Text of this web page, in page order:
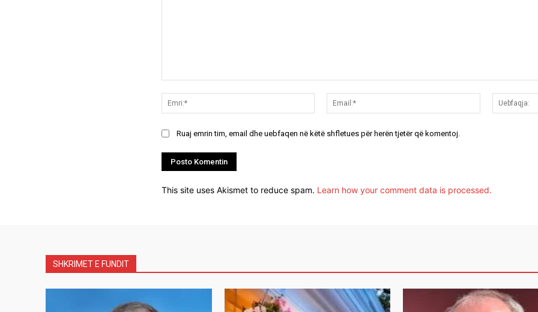
Emri:*
Email:*
Ruaj emrin tim, email dhe uebfaqen në këtë shfletues për herën tjetër që komentoj.
This site uses Akismet to reduce spam. Learn how your comment data is processed.
SHKRIMET E FUNDIT